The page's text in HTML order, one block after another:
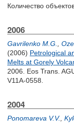
Количество
2006
Gavrilenko M.G.
(2006) Petrological
Melts at Gorely
2006. Eos Trans.
V11A-0558.
2004
Ponomareva V.V.